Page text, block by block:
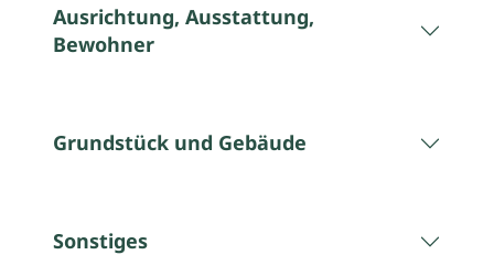
Ausrichtung, Ausstattung,
Bewohner
Grundstück und Gebäude
Sonstiges